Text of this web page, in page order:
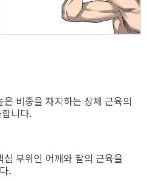
비중을 차지하는 상체 근육의
니다.
부위인 어깨와 팔의 근육을
.